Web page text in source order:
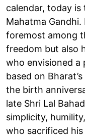
calendar, today
Mahatma
foremost among
freedom but also
who envisioned a
based on
the birth
late Shri Lal
simplicity,
who sacrificed